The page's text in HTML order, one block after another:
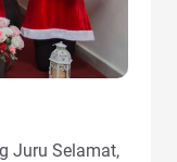
Juru Selamat,